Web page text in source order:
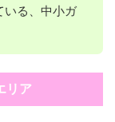
いる、中小ガ
リア